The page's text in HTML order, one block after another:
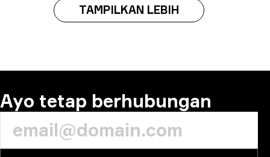
TAMPILKAN LEBIH
Ayo tetap berhubungan